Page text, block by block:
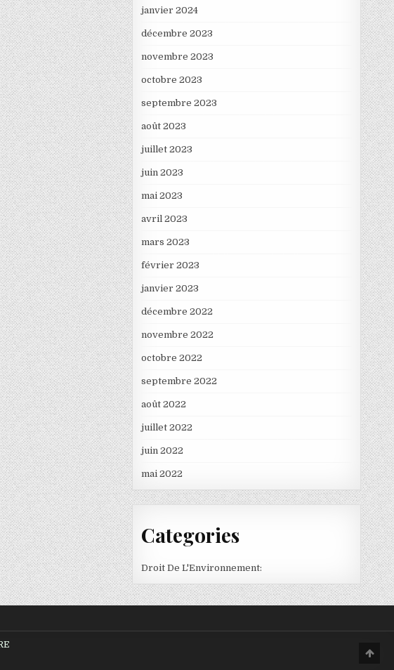
janvier 2024
décembre 2023
novembre 2023
octobre 2023
septembre 2023
août 2023
juillet 2023
juin 2023
mai 2023
avril 2023
mars 2023
février 2023
janvier 2023
décembre 2022
novembre 2022
octobre 2022
septembre 2022
août 2022
juillet 2022
juin 2022
mai 2022
Categories
Droit De L'Environnement: